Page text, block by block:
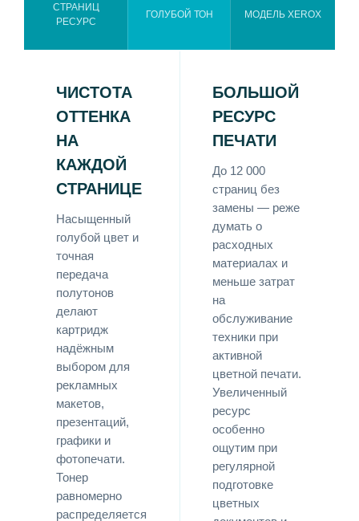
СТРАНИЦ
РЕСУРС
ГОЛУБОЙ ТОН МОДЕЛЬ XEROX
ЧИСТОТА
ОТТЕНКА
НА
КАЖДОЙ
СТРАНИЦЕ
Насыщенный
голубой цвет и
точная
передача
полутонов
делают
картридж
надёжным
выбором для
рекламных
макетов,
презентаций,
графики и
фотопечати.
Тонер
равномерно
распределяется
БОЛЬШОЙ
РЕСУРС
ПЕЧАТИ
До 12 000
страниц без
замены — реже
думать о
расходных
материалах и
меньше затрат
на
обслуживание
техники при
активной
цветной печати.
Увеличенный
ресурс
особенно
ощутим при
регулярной
подготовке
цветных